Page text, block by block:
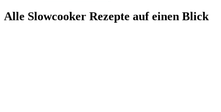
Alle Slowcooker Rezepte auf einen Blick